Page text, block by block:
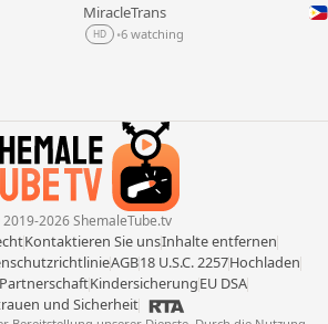
LIVE
MiracleTrans
HD •6 watching
2026 ShemaleTube.tv
Kontaktieren Sie unsInhalte entfernen
AGB18 U.S.C. 2257Hochladen
KindersicherungEU DSA
und Sicherheit